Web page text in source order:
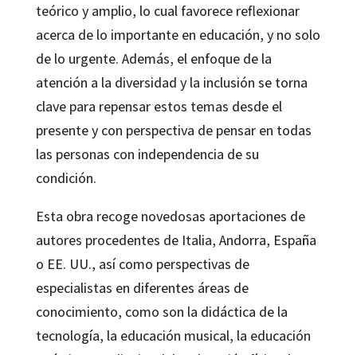
teórico y amplio, lo cual favorece reflexionar
acerca de lo importante en educación, y no solo
de lo urgente. Además, el enfoque de la
atención a la diversidad y la inclusión se torna
clave para repensar estos temas desde el
presente y con perspectiva de pensar en todas
las personas con independencia de su
condición.
Esta obra recoge novedosas aportaciones de
autores procedentes de Italia, Andorra, España
o EE. UU., así como perspectivas de
especialistas en diferentes áreas de
conocimiento, como son la didáctica de la
tecnología, la educación musical, la educación